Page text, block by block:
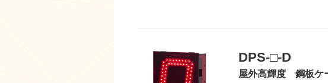
DPS-□-D
屋外高輝度 鋼板ケ